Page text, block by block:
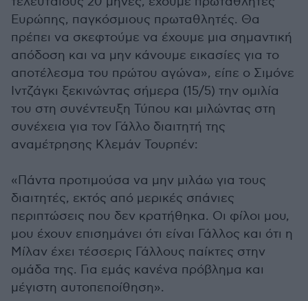
Ευρώπης, παγκόσμιους πρωταθλητές. Θα
πρέπει να σκεφτούμε να έχουμε μια σημαντική
απόδοση και να μην κάνουμε εικασίες για το
αποτέλεσμα του πρώτου αγώνα», είπε ο Σιμόνε
Ιντζάγκι ξεκινώντας σήμερα (15/5) την ομιλία
του στη συνέντευξη Τύπου και μιλώντας στη
συνέχεια για τον Γάλλο διαιτητή της
αναμέτρησης Κλεμάν Τουρπέν:
«Πάντα προτιμούσα να μην μιλάω για τους
διαιτητές, εκτός από μερικές σπάνιες
περιπτώσεις που δεν κρατήθηκα. Οι φίλοι μου,
μου έχουν επισημάνει ότι είναι Γάλλος και ότι η
Μίλαν έχει τέσσερις Γάλλους παίκτες στην
ομάδα της. Για εμάς κανένα πρόβλημα και
μέγιστη αυτοπεποίθηση».